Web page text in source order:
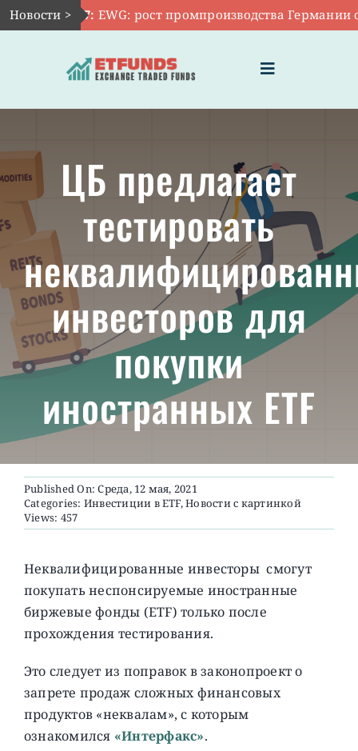
Skip
to
Новости >
Авг 7: EWG: рост промпроизводства Германии
Toggle
Navigation
ЧТО ТАКОЕ ETF
ИНВЕСТИЦИИ В ETF
ТЕМАТИЧЕСКИЕ ETF
АКТУАЛЬНЫЕ
О ПРОЕКТЕ
ЦБ предлагает
тестировать
инвесторов для
покупки
иностранных ETF
Published On: Среда, 12 мая, 2021
Categories: Инвестиции в ETF,Новости с картинкой
Views: 457
Неквалифицированные инвесторы смогут
покупать неспонсируемые иностранные
биржевые фонды (ETF) только после
прохождения тестирования.
Это следует из поправок в законопроект о
запрете продаж сложных финансовых
продуктов «неквалам», с которым
ознакомился «Интерфакс».